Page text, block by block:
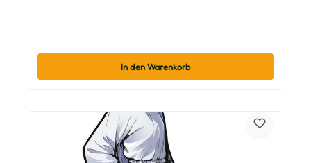
In den Warenkorb